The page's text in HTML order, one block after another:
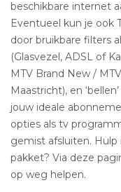
beschikbare internet
Eventueel kun je ook
door bruikbare filters
(Glasvezel, ADSL of
MTV Brand New /
Maastricht), en
jouw ideale
opties als tv
gemist afsluiten.
pakket? Via deze
op weg helpen.